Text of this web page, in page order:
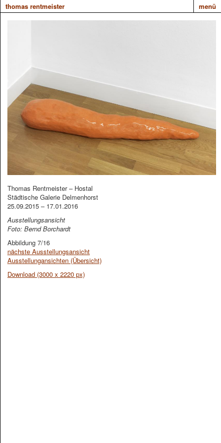
thomas rentmeister menü
Thomas Rentmeister – Hostal
Städtische Galerie Delmenhorst
25.09.2015 – 17.01.2016
Ausstellungsansicht
Foto: Bernd Borchardt
Abbildung 7/16
nächste Ausstellungsansicht
Ausstellungansichten (Übersicht)
Download (3000 x 2220 px)